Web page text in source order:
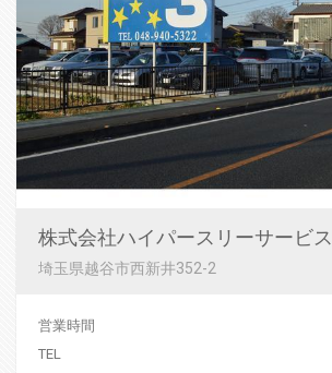
株式会社ハイパースリーサービス
埼玉県越谷市西新井352-2
営業時間
TEL